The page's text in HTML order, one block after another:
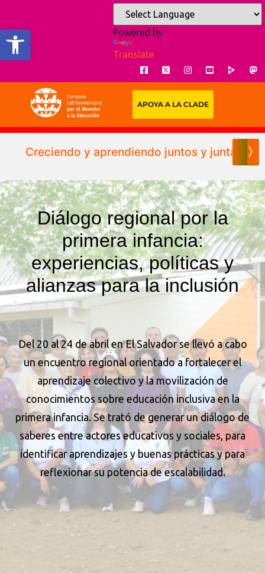
Open toolbarPowered by
Translate
APOYA A LA CLADE
Creciendo y aprendiendo juntos y juntas: 〉
Diálogo regional por la
primera infancia:
experiencias, políticas y
alianzas para la inclusión
Del 20 al 24 de abril en El Salvador se llevó a cabo
un encuentro regional orientado a fortalecer el
aprendizaje colectivo y la movilización de
conocimientos sobre educación inclusiva en la
primera infancia. Se trató de generar un diálogo de
saberes entre actores educativos y sociales, para
identificar aprendizajes y buenas prácticas y para
reflexionar su potencia de escalabilidad.